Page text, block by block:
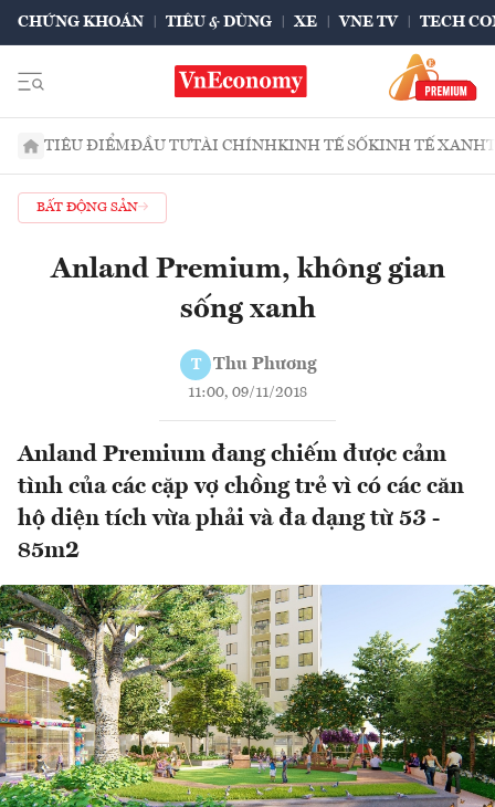
CHỨNG KHOÁN TIÊU & DÙNG XE VNE TV TECH
TIÊU ĐIỂMĐẦU TƯTÀI CHÍNHKINH TẾ SỐKINH TẾ XANH
BẤT ĐỘNG SẢN
Anland Premium, không gian
sống xanh
T Thu Phương
11:00, 09/11/2018
Anland Premium đang chiếm được cảm
tình của các cặp vợ chồng trẻ vì có các căn
hộ diện tích vừa phải và đa dạng từ 53 -
85m2